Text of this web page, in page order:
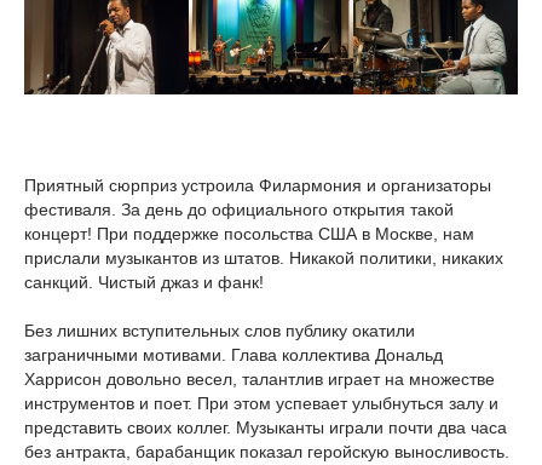
Приятный сюрприз устроила Филармония и организаторы
фестиваля. За день до официального открытия такой
концерт! При поддержке посольства США в Москве, нам
прислали музыкантов из штатов. Никакой политики, никаких
санкций. Чистый джаз и фанк!
Без лишних вступительных слов публику окатили
заграничными мотивами. Глава коллектива Дональд
Харрисон довольно весел, талантлив играет на множестве
инструментов и поет. При этом успевает улыбнуться залу и
представить своих коллег. Музыканты играли почти два часа
без антракта, барабанщик показал геройскую выносливость.